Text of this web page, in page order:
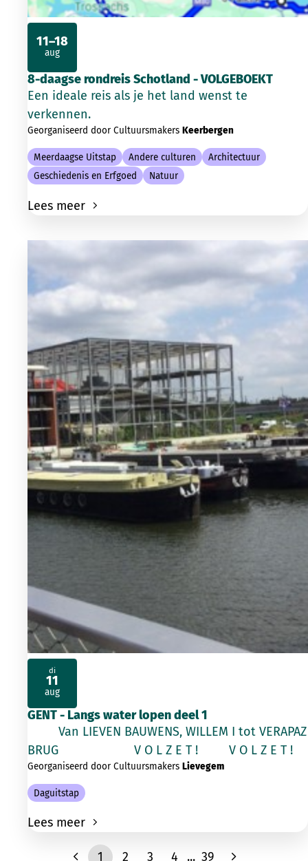
8-daagse rondreis Schotland - VOLGEBOEKT
Een ideale reis als je het land wenst te
verkennen.
Georganiseerd door Cultuursmakers Keerbergen
Meerdaagse Uitstap Andere culturen
Architectuur
Geschiedenis en Erfgoed
Natuur
Lees meer
11–18
aug
2026
GENT - Langs water lopen deel 1
Van LIEVEN BAUWENS, WILLEM I tot VERAPAZ
BRUG V O L Z E T ! V O L Z E T !
Georganiseerd door Cultuursmakers Lievegem
Daguitstap
Lees meer
di
11
aug
2026
1 2 3 4 ... 39